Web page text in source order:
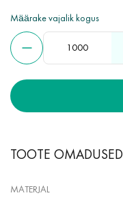
spanbondile veekindlad
Määrake vajalik kogus
TOOTE OMADUSED
MATERJAL